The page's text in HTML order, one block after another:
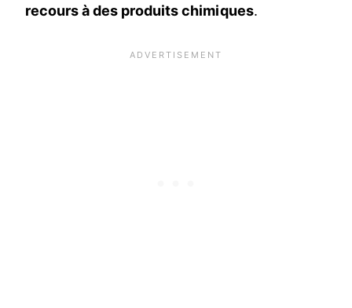
recours à des produits chimiques.